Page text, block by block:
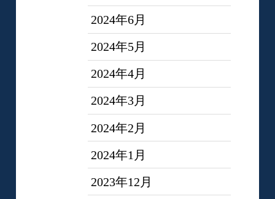
2024年6月
2024年5月
2024年4月
2024年3月
2024年2月
2024年1月
2023年12月